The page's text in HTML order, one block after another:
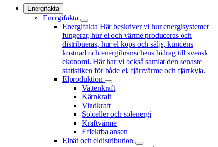
Energifakta
Energifakta
Energifakta Här beskriver vi hur energisystemet
fungerar, hur el och värme produceras och
distribueras, hur el köps och säljs, kundens
kostnad och energibranschens bidrag till svensk
ekonomi. Här har vi också samlat den senaste
statistiken för både el, fjärrvärme och fjärrkyla.
Elproduktion
Vattenkraft
Kärnkraft
Vindkraft
Solceller och solenergi
Kraftvärme
Effektbalansen
Elnät och eldistribution